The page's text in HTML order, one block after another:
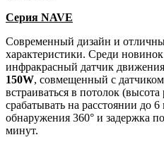
Серия NAVE
Современный дизайн и
характеристики. Среди
инфракрасный датчик движения
150W, совмещенный с
встраиваться в потолок
срабатывать на расстоянии до
обнаружения 360° и задержка
минут.